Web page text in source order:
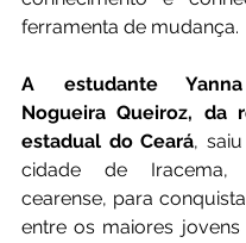
ferramenta de mudança.
A estudante
Nogueira Queiroz, da
estadual do Ceará,
cidade de Iracema,
cearense, para
entre os maiores jovens